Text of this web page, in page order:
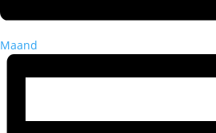
Maand